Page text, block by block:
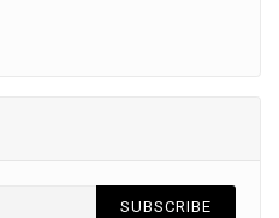
SUBSCRIBE